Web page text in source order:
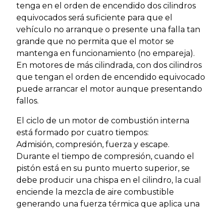
tenga en el orden de encendido dos cilindros
equivocados será suficiente para que el
vehículo no arranque o presente una falla tan
grande que no permita que el motor se
mantenga en funcionamiento (no empareja).
En motores de más cilindrada, con dos cilindros
que tengan el orden de encendido equivocado
puede arrancar el motor aunque presentando
fallos.
El ciclo de un motor de combustión interna
está formado por cuatro tiempos:
Admisión, compresión, fuerza y escape.
Durante el tiempo de compresión, cuando el
pistón está en su punto muerto superior, se
debe producir una chispa en el cilindro, la cual
enciende la mezcla de aire combustible
generando una fuerza térmica que aplica una